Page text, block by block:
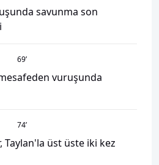
savunma son
69’
vuruşunda
74’
Taylan'la üst üste iki kez